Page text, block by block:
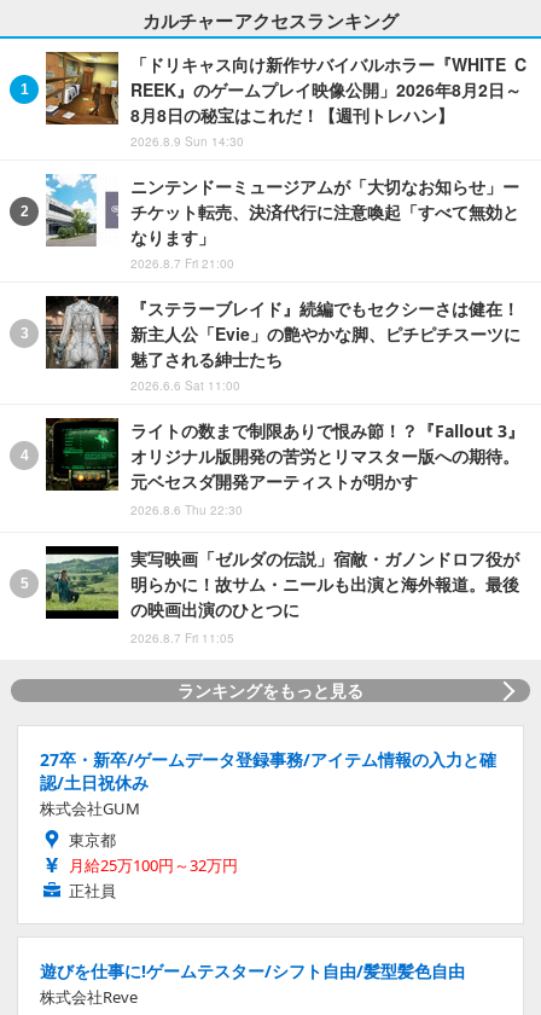
カルチャーアクセスランキング
「ドリキャス向け新作サバイバルホラー『WHITE C
REEK』のゲームプレイ映像公開」2026年8月2日～
8月8日の秘宝はこれだ！【週刊トレハン】
2026.8.9 Sun 14:30
ニンテンドーミュージアムが「大切なお知らせ」ー
チケット転売、決済代行に注意喚起「すべて無効と
なります」
2026.8.7 Fri 21:00
『ステラーブレイド』続編でもセクシーさは健在！
新主人公「Evie」の艶やかな脚、ピチピチスーツに
魅了される紳士たち
2026.6.6 Sat 11:00
ライトの数まで制限ありで恨み節！？『Fallout 3』
オリジナル版開発の苦労とリマスター版への期待。
元ベセスダ開発アーティストが明かす
2026.8.6 Thu 22:30
実写映画「ゼルダの伝説」宿敵・ガノンドロフ役が
明らかに！故サム・ニールも出演と海外報道。最後
の映画出演のひとつに
2026.8.7 Fri 11:05
ランキングをもっと見る
27卒・新卒/ゲームデータ登録事務/アイテム情報の入力と確
認/土日祝休み
株式会社GUM
東京都
月給25万100円～32万円
正社員
遊びを仕事に!ゲームテスター/シフト自由/髪型髪色自由
株式会社Reve